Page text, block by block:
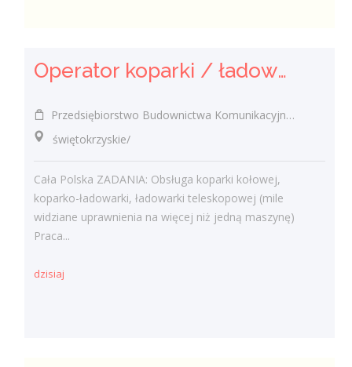
Operator koparki / ładowarki teleskopowej
Przedsiębiorstwo Budownictwa Komunikacyjnego "MOSTKOL" Sp. z o.o.
świętokrzyskie/
Cała Polska ZADANIA: Obsługa koparki kołowej,
koparko-ładowarki, ładowarki teleskopowej (mile
widziane uprawnienia na więcej niż jedną maszynę)
Praca...
dzisiaj